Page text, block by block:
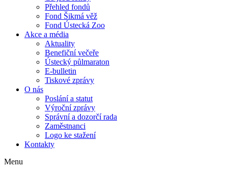
Přehled fondů
Fond Šikmá věž
Fond Ústecká Zoo
Akce a média
Aktuality
Benefiční večeře
Ústecký půlmaraton
E-bulletin
Tiskové zprávy
O nás
Poslání a statut
Výroční zprávy
Správní a dozorčí rada
Zaměstnanci
Logo ke stažení
Kontakty
Menu